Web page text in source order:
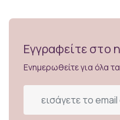
Εγγραφείτε
Ενημερωθείτε για όλα